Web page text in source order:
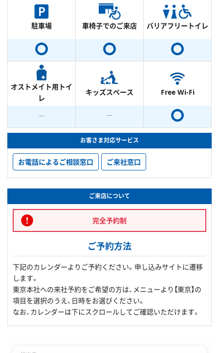
駐車場 車椅子でのご来店 バリアフリートイレ
オストメイト用トイ
レ
キッズスペース Free Wi-Fi
お客さま対応サービス
お電話によるご相談窓口 ご来社窓口
ご来店について
完全予約制
ご予約方法
下記のカレンダーよりご予約ください。申し込みサイトに遷移
します。
東京本社への来社予約をご希望の方は、メニューより【東京】の
項目を選択のうえ、日時をお選びください。
なお、カレンダーは下にスクロールしてご確認いただけます。